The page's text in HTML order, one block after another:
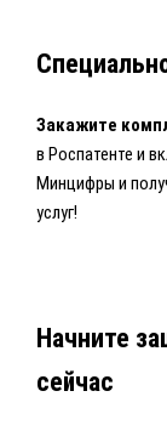
Закажите
в Роспатенте и
Минцифры и
услуг!
Начните
сейчас